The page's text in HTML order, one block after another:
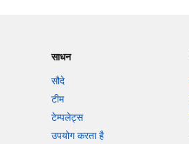
साधन
सौदे
टीम
टेम्पलेट्स
उपयोग करता है